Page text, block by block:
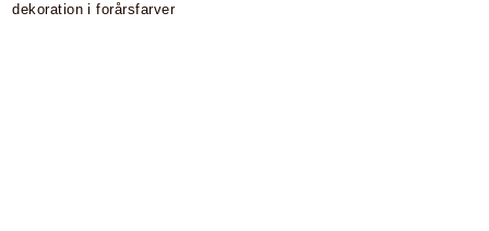
dekoration i forårsfarver